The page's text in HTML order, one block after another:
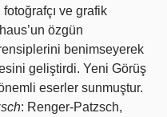
fotoğrafçı ve grafik
özgün
benimseyerek
geliştirdi. Yeni Görüş
eserler sunmuştur.
: Renger-Patzsch,